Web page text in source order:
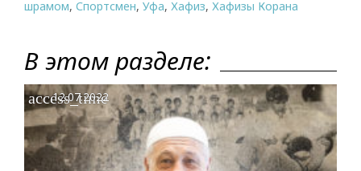
шрамом, Спортсмен, Уфа, Хафиз, Хафизы Корана
В этом разделе:
access_time
12.07.2022